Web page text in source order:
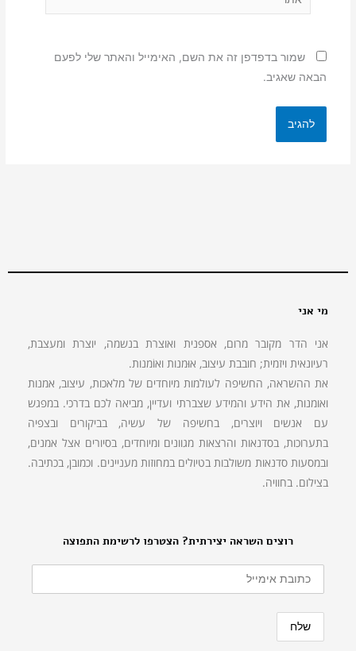
שמור בדפדפן זה את השם, האימייל והאתר שלי לפעם
הבאה שאגיב.
רוצים השראה יצירתית? הצטרפו לרשימת התפוצה
מי אני
אני הדר מקובר מרום, אספנית ואוצרת בנשמה, יוצרת ומעצבת,
רעיונאית ויזמית; חובבת עיצוב, אוּמנות ואוֹמנות.
את ההשראה, החשיפה לעולמות מיוחדים של מלאכות, עיצוב, אמנות
ואומנות, את הידע והמידע שצברתי ועדיין, מביאה לכם בדרכי. במפגש
עם אנשים ויוצרים, בחשיפה של עשיה, בביקורים ובצפיה
בתערוכות, בסדנאות והרצאות מגוונים ומיוחדים, בסיורים אצל אמנים,
ובמסעות סדנאות משולבות בטיולים במחוזות מעניינים. וכמובן, בכתיבה.
בצילום. בחוויה.